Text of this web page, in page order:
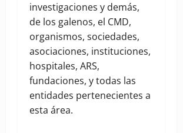
investigaciones y demás,
de los galenos, el CMD,
organismos, sociedades,
asociaciones, instituciones,
hospitales, ARS,
fundaciones, y todas las
entidades pertenecientes a
esta área.